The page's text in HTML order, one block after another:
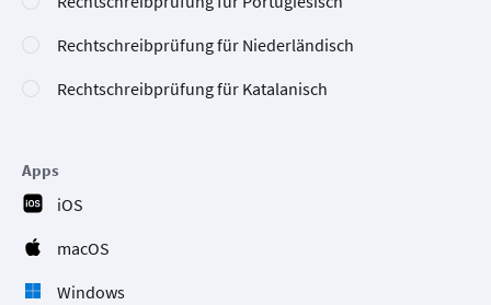
Rechtschreibprüfung für Niederländisch
Rechtschreibprüfung für Katalanisch
Apps
iOS
macOS
Windows